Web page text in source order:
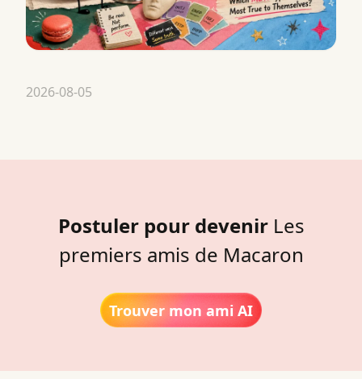
2026-08-05
Postuler pour devenir Les
premiers amis de Macaron
Trouver mon ami AI